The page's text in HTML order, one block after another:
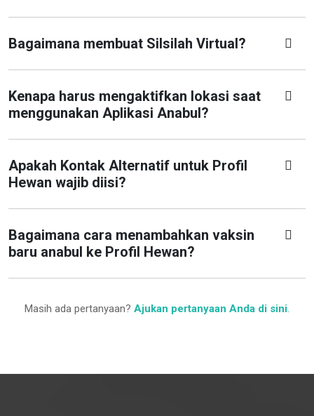
Bagaimana membuat Silsilah Virtual?
Kenapa harus mengaktifkan lokasi saat
menggunakan Aplikasi Anabul?
Apakah Kontak Alternatif untuk Profil
Hewan wajib diisi?
Bagaimana cara menambahkan vaksin
baru anabul ke Profil Hewan?
Masih ada pertanyaan? Ajukan pertanyaan Anda di sini.